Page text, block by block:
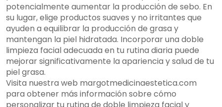
potencialmente aumentar la producción de sebo. En
su lugar, elige productos suaves y no irritantes que
ayuden a equilibrar la producción de grasa y
mantengan la piel hidratada. Incorporar una doble
limpieza facial adecuada en tu rutina diaria puede
mejorar significativamente la apariencia y salud de tu
piel grasa.
Visita nuestra web margotmedicinaestetica.com
para obtener más información sobre cómo